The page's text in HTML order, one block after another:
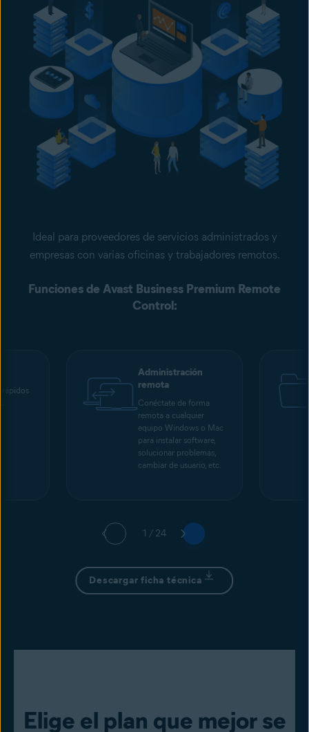
Ideal para proveedores de servicios administrados y
empresas con varias oficinas y trabajadores remotos.
Funciones de Avast Business Premium Remote
Control:
rápidos
Administración
remota
Conéctate de forma
remota a cualquier
equipo Windows o Mac
para instalar software,
solucionar problemas,
cambiar de usuario, etc.
1 / 24
Descargar ficha técnica
Elige el plan que mejor se